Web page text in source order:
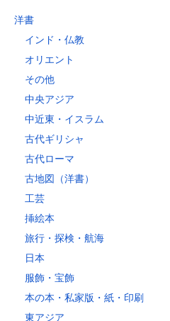
洋書
インド・仏教
オリエント
その他
中央アジア
中近東・イスラム
古代ギリシャ
古代ローマ
古地図（洋書）
工芸
挿絵本
旅行・探検・航海
日本
服飾・宝飾
本の本・私家版・紙・印刷
東アジア